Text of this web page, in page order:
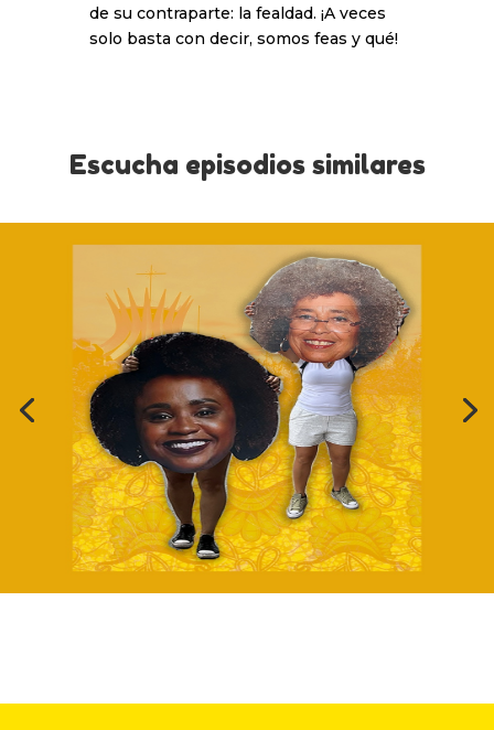
de su contraparte: la fealdad. ¡A veces
solo basta con decir, somos feas y qué!
Escucha episodios similares